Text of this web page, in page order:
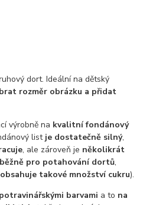
dort. Ideální na dětský
rozměr obrázku a přidat
výrobně na kvalitní fondánový
list je dostatečně silný,
, ale zároveň je několikrát
pro potahování dortů,
takové množství cukru).
barvami a to na